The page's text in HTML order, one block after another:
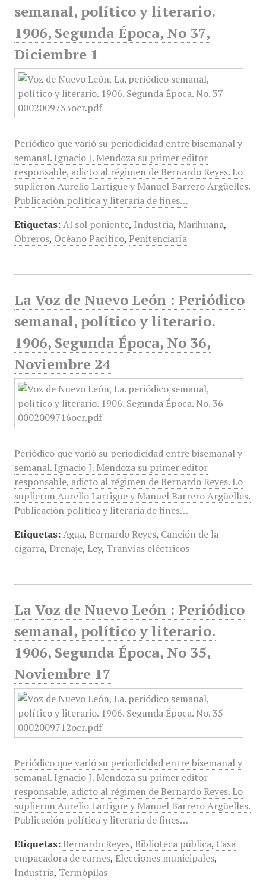
semanal, político y literario.
1906, Segunda Época, No 37,
Diciembre 1
Periódico que varió su periodicidad entre bisemanal y
semanal. Ignacio J. Mendoza su primer editor
responsable, adicto al régimen de Bernardo Reyes. Lo
suplieron Aurelio Lartigue y Manuel Barrero Argüelles.
Publicación política y literaria de fines…
Etiquetas: Al sol poniente, Industria, Marihuana,
Obreros, Océano Pacífico, Penitenciaría
La Voz de Nuevo León : Periódico
semanal, político y literario.
1906, Segunda Época, No 36,
Noviembre 24
Periódico que varió su periodicidad entre bisemanal y
semanal. Ignacio J. Mendoza su primer editor
responsable, adicto al régimen de Bernardo Reyes. Lo
suplieron Aurelio Lartigue y Manuel Barrero Argüelles.
Publicación política y literaria de fines…
Etiquetas: Agua, Bernardo Reyes, Canción de la
cigarra, Drenaje, Ley, Tranvías eléctricos
La Voz de Nuevo León : Periódico
semanal, político y literario.
1906, Segunda Época, No 35,
Noviembre 17
Periódico que varió su periodicidad entre bisemanal y
semanal. Ignacio J. Mendoza su primer editor
responsable, adicto al régimen de Bernardo Reyes. Lo
suplieron Aurelio Lartigue y Manuel Barrero Argüelles.
Publicación política y literaria de fines…
Etiquetas: Bernardo Reyes, Biblioteca pública, Casa
empacadora de carnes, Elecciones municipales,
Industria, Termópilas